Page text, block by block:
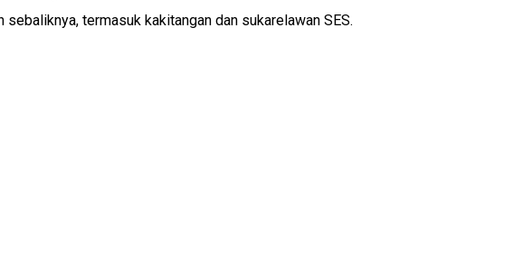
sebaliknya, termasuk kakitangan dan sukarelawan SES.